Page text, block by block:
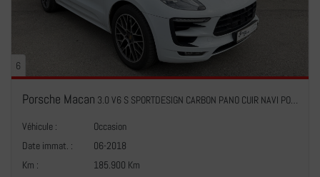
6
Porsche Macan 3.0 V6 S SPORTDESIGN CARBON PANO CUIR NAVI PORSCHE APPROVED 01/2029
Véhicule :
Occasion
Date immat. :
06-2018
Km :
185.900 Km